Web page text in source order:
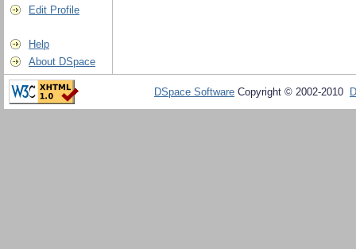
Edit Profile
Help
About DSpace
DSpace Software Copyright © 2002-2010